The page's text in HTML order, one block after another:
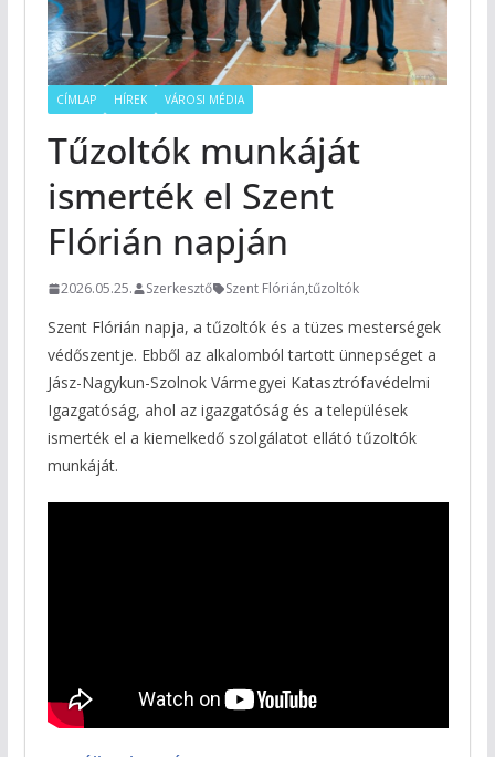
CÍMLAP HÍREK VÁROSI MÉDIA
Tűzoltók munkáját
ismerték el Szent
Flórián napján
2026.05.25. Szerkesztő Szent Flórián,tűzoltók
Szent Flórián napja, a tűzoltók és a tüzes mesterségek
védőszentje. Ebből az alkalomból tartott ünnepséget a
Jász-Nagykun-Szolnok Vármegyei Katasztrófavédelmi
Igazgatóság, ahol az igazgatóság és a települések
ismerték el a kiemelkedő szolgálatot ellátó tűzoltók
munkáját.